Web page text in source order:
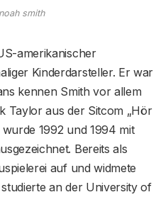
smith
amerikanischer
Kinderdarsteller. Er war
kennen Smith vor allem
Taylor aus der Sitcom „Hör
1992 und 1994 mit
Bereits als
auf und widmete
an der University of